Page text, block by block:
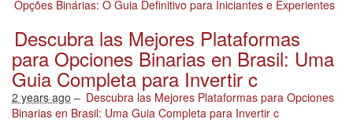
Opções Binárias: O Guia Definitivo para Iniciantes e Experientes
Descubra las Mejores Plataformas
para Opciones Binarias en Brasil: Uma
Guia Completa para Invertir c
2 years ago – Descubra las Mejores Plataformas para Opciones
Binarias en Brasil: Uma Guia Completa para Invertir c